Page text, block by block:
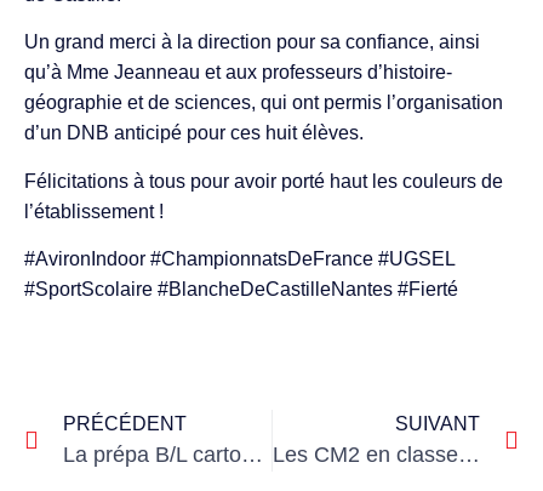
Un grand merci à la direction pour sa confiance, ainsi
qu’à Mme Jeanneau et aux professeurs d’histoire-
géographie et de sciences, qui ont permis l’organisation
d’un DNB anticipé pour ces huit élèves.
Félicitations à tous pour avoir porté haut les couleurs de
l’établissement !
#AvironIndoor #ChampionnatsDeFrance #UGSEL
#SportScolaire #BlancheDeCastilleNantes #Fierté
PRÉCÉDENT
La prépa B/L cartonne au classement 2025 !
SUIVANT
Les CM2 en classe de découverte à la Bourboule